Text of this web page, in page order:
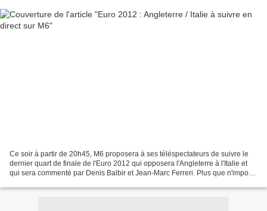
Ce soir à partir de 20h45, M6 proposera à ses téléspectateurs de suivre le
dernier quart de finale de l'Euro 2012 qui opposera l'Angleterre à l'Italie et
qui sera commenté par Denis Balbir et Jean-Marc Ferreri. Plus que n'importe